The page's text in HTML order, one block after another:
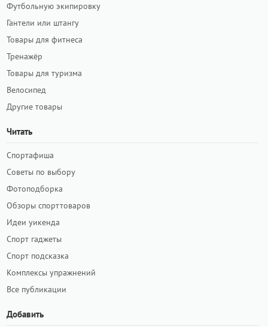
Футбольную экипировку
Гантели или штангу
Товары для фитнеса
Тренажёр
Товары для туризма
Велосипед
Другие товары
Читать
Спортафиша
Советы по выбору
Фотоподборка
Обзоры спорттоваров
Идеи уикенда
Спорт гаджеты
Спорт подсказка
Комплексы упражнений
Все публикации
Добавить